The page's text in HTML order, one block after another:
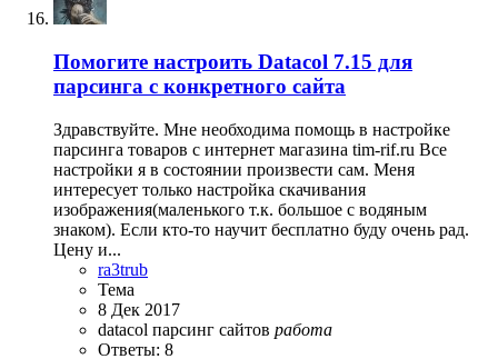
Помогите настроить Datacol 7.15 для
парсинга с конкретного сайта
Здравствуйте. Мне необходима помощь в настройке
парсинга товаров с интернет магазина tim-rif.ru Все
настройки я в состоянии произвести сам. Меня
интересует только настройка скачивания
изображения(маленького т.к. большое с водяным
знаком). Если кто-то научит бесплатно буду очень рад.
Цену и...
ra3trub
Тема
8 Дек 2017
datacol парсинг сайтов работа
Ответы: 8